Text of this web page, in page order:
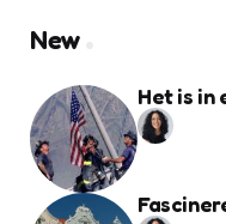
New
Het is in